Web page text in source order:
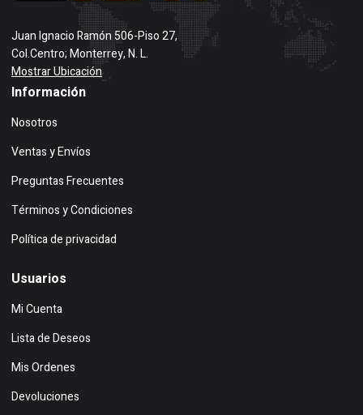
Juan Ignacio Ramón 506-Piso 27,
Col.Centro; Monterrey, N. L.
Mostrar Ubicación
Información
Nosotros
Ventas y Envíos
Preguntas Frecuentes
Términos y Condiciones
Política de privacidad
Usuarios
Mi Cuenta
Lista de Deseos
Mis Ordenes
Devoluciones